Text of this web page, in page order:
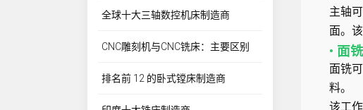
主轴
面。
• 面铣
面铣
料。
该工
全球十大三轴数控机床制造商
CNC雕刻机与CNC铣床：主要区别
排名前 12 的卧式镗床制造商